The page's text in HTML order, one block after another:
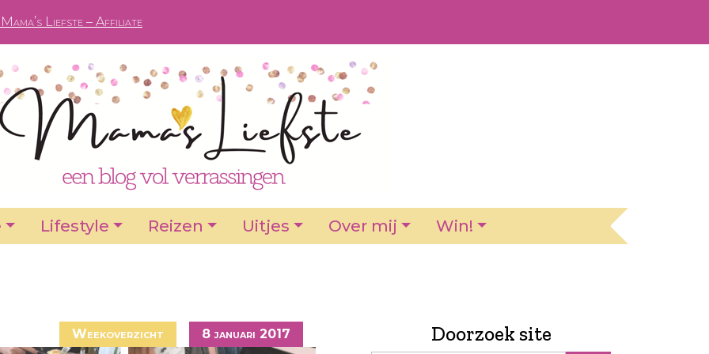
Liefste – Affiliate
Lifestyle Reizen Uitjes Over mij Win!
Weekoverzicht 8 januari 2017 Doorzoek site